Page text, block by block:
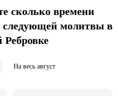
сколько времени
следующей молитвы в
Ребровке
На весь август